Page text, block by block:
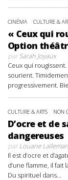
CINÉMA CULTURE &
« Ceux qui
Option
parSarah Joyaux
Ceux qui
sourient.
progressivement.
CULTURE & ARTS NON
D’ocre et de
dangereuses
parLouane
Il est d’ocre et
d’une flamme, il
Du spirituel dans...